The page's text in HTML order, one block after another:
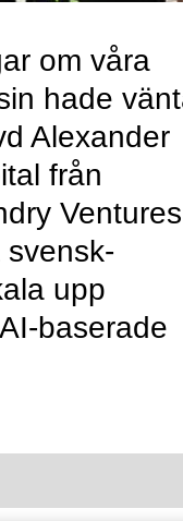
om våra
hade
Alexander
från
Ventures
upp
baserade